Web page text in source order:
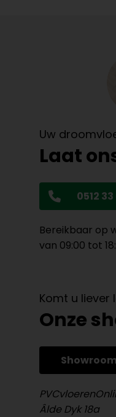
Uw
Laat
0512
Bereikbaar op
van 09:00 tot
Komt u liever
Onze
Showroom
Âlde Dyk 18a